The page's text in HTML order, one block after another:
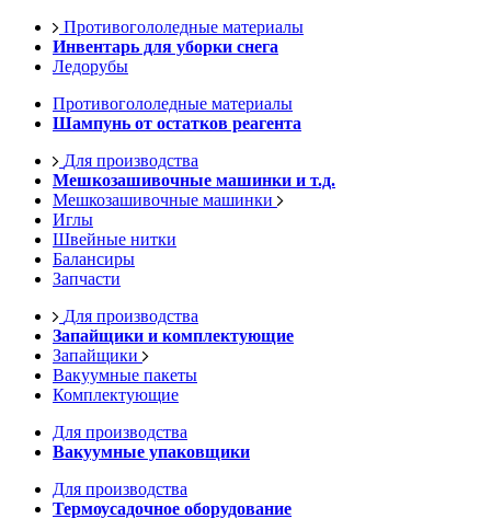
Противогололедные материалы
Инвентарь для уборки снега
Ледорубы
Противогололедные материалы
Шампунь от остатков реагента
Для производства
Мешкозашивочные машинки и т.д.
Мешкозашивочные машинки
Иглы
Швейные нитки
Балансиры
Запчасти
Для производства
Запайщики и комплектующие
Запайщики
Вакуумные пакеты
Комплектующие
Для производства
Вакуумные упаковщики
Для производства
Термоусадочное оборудование